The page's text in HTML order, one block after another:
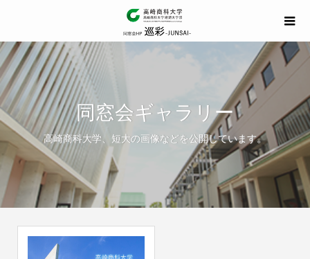
同窓会ギャラリー
高崎商科大学、短大の画像などを公開しています。